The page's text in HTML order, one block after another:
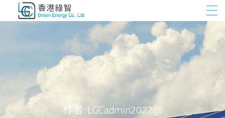
作者: LGCadmin2022@